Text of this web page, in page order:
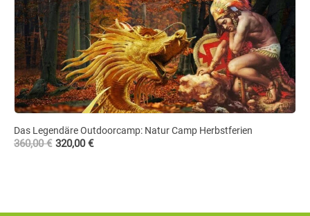
Summer Sports & Activity Camp for Kids
370,00€ –390,00